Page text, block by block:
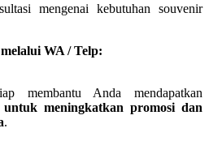
mengenai kebutuhan souvenir
WA / Telp:
membantu Anda mendapatkan
meningkatkan promosi dan
.